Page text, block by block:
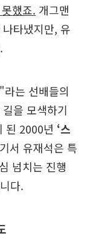
했죠. 개그맨
타냈지만, 유
는 선배들의
을 모색하기
된 2000년 ‘스
서 유재석은 특
넘치는 진행
다.